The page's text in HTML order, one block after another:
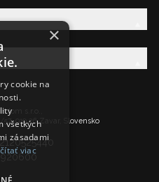
s.r.o.,
57, 919 26 Zavar, Slovensko
×
cookie na
všetkých
zásadami
viac